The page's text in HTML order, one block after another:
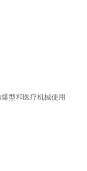
爆型和医疗机械使用